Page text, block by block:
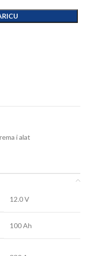
i alat
12.0 V
100 Ah